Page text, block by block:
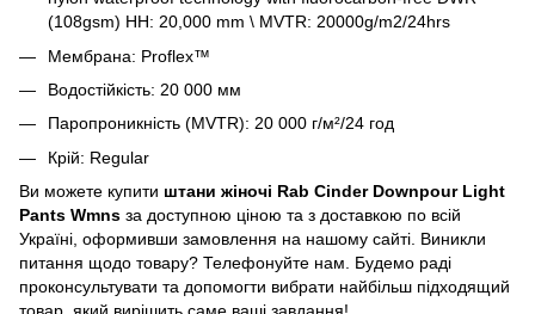
(108gsm) HH: 20,000 mm \ MVTR: 20000g/m2/24hrs
Мембрана: Proflex™
Водостійкість: 20 000 мм
Паропроникність (MVTR): 20 000 г/м²/24 год
Крій: Regular
Ви можете купити штани жіночі Rab Cinder Downpour Light
Pants Wmns за доступною ціною та з доставкою по всій
Україні, оформивши замовлення на нашому сайті. Виникли
питання щодо товару? Телефонуйте нам. Будемо раді
проконсультувати та допомогти вибрати найбільш підходящий